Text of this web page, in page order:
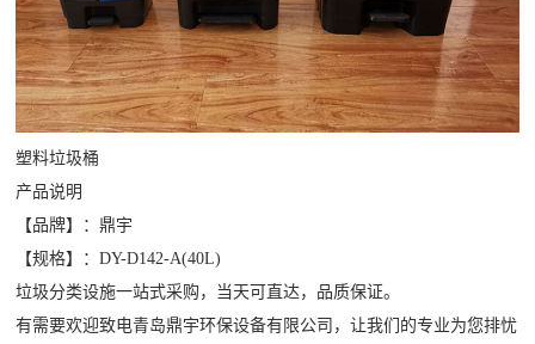
塑料垃圾桶
产品说明
【品牌】：鼎宇
【规格】：DY-D142-A(40L)
垃圾分类设施一站式采购，当天可直达，品质保证。
有需要欢迎致电青岛鼎宇环保设备有限公司，让我们的专业为您排忧